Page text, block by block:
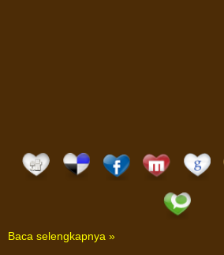
Baca selengkapnya »